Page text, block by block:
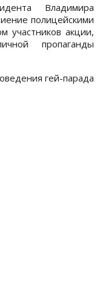
Владимира
полицейскими
участников акции,
пропаганды
гей-парада